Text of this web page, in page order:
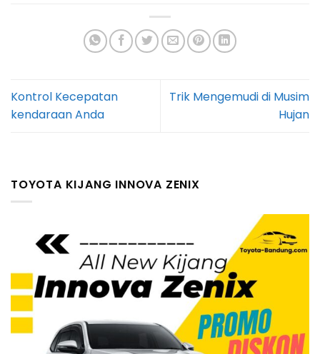
Kontrol Kecepatan
kendaraan Anda
Trik Mengemudi di Musim
Hujan
TOYOTA KIJANG INNOVA ZENIX